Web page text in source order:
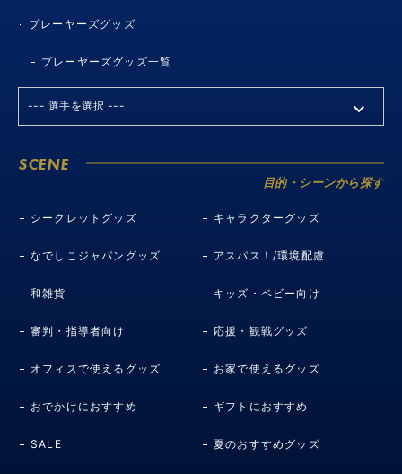
プレーヤーズグッズ
プレーヤーズグッズ一覧
SCENE
目的・シーンから探す
シークレットグッズ キャラクターグッズ
なでしこジャパングッズ アスパス！/環境配慮
和雑貨 キッズ・ベビー向け
審判・指導者向け 応援・観戦グッズ
オフィスで使えるグッズ お家で使えるグッズ
おでかけにおすすめ ギフトにおすすめ
SALE 夏のおすすめグッズ